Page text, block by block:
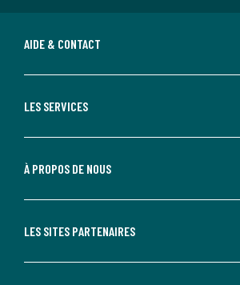
AIDE & CONTACT
LES SERVICES
À PROPOS DE NOUS
LES SITES PARTENAIRES